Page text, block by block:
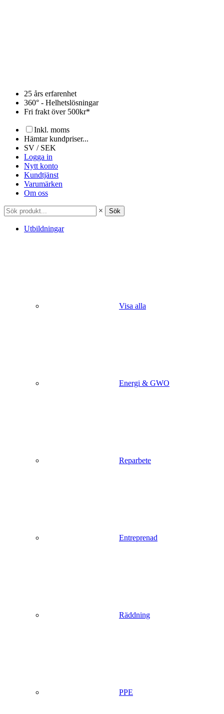
25 års erfarenhet
360° - Helhetslösningar
Fri frakt över 500kr*
Inkl. moms
Hämtar kundpriser...
SV / SEK
Logga in
Nytt konto
Kundtjänst
Varumärken
Om oss
× Sök
Utbildningar
Visa alla
Energi & GWO
Reparbete
Entreprenad
Räddning
PPE